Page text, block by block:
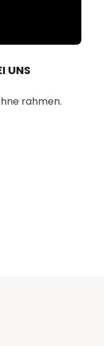
UNS
rahmen.